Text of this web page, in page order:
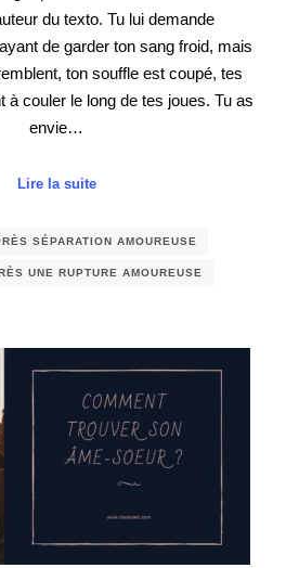
du texto. Tu lui demande
de garder ton sang froid, mais
ton souffle est coupé, tes
à couler le long de tes joues. Tu as
envie…
Lire la suite
SÉPARATION AMOUREUSE
UNE RUPTURE AMOUREUSE